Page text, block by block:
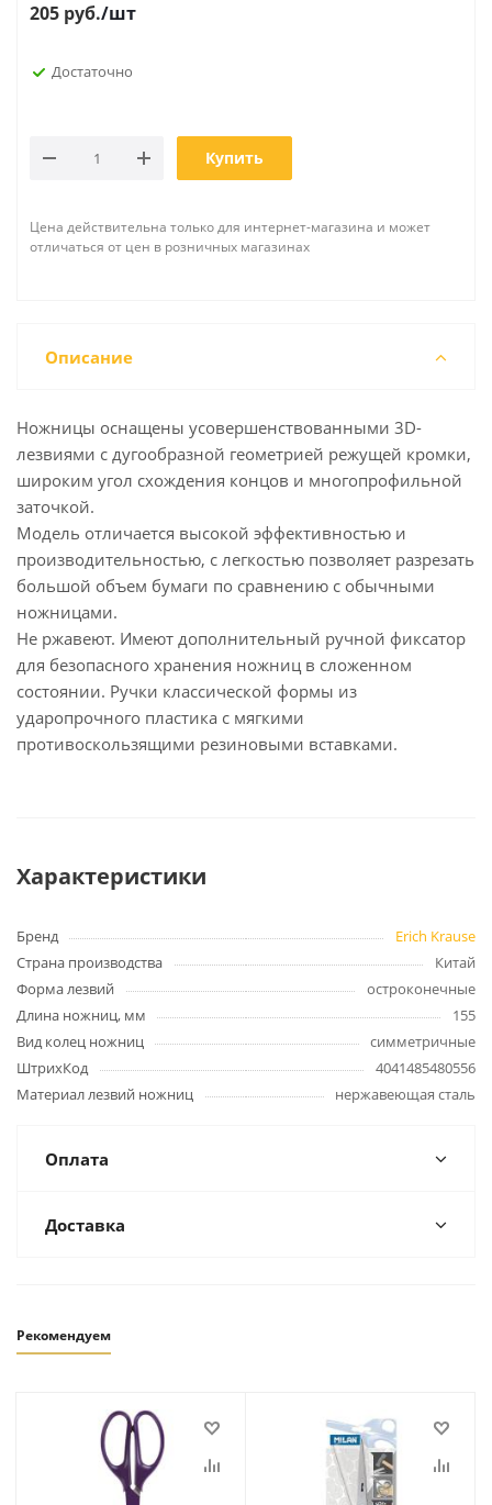
205 руб./шт
Достаточно
Купить
Цена действительна только для интернет-магазина и может
отличаться от цен в розничных магазинах
Описание
Ножницы оснащены усовершенствованными 3D-
лезвиями с дугообразной геометрией режущей кромки,
широким угол схождения концов и многопрофильной
заточкой.
Модель отличается высокой эффективностью и
производительностью, с легкостью позволяет разрезать
большой объем бумаги по сравнению с обычными
ножницами.
Не ржавеют. Имеют дополнительный ручной фиксатор
для безопасного хранения ножниц в сложенном
состоянии. Ручки классической формы из
ударопрочного пластика с мягкими
противоскользящими резиновыми вставками.
Характеристики
Бренд
Erich Krause
Страна производства
Китай
Форма лезвий
остроконечные
Длина ножниц, мм
155
Вид колец ножниц
симметричные
ШтрихКод
4041485480556
Материал лезвий ножниц
нержавеющая сталь
Оплата
Доставка
Рекомендуем